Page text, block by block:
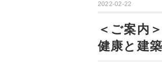
2022-02-22
＜ご案内
健康と建